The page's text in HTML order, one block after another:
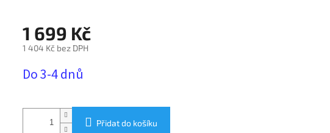
1 699 Kč
1 404 Kč bez DPH
cena:
Do 3-4 dnů
Přidat do košíku